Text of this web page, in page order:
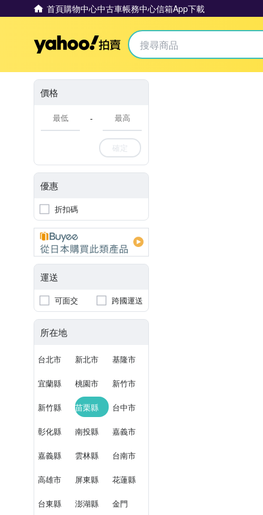
首頁購物中心中古車帳務中心信箱App下載
Yahoo拍賣
價格
-
確定
優惠
折扣碼
運送
可面交 跨國運送
所在地
台北市 新北市 基隆市
宜蘭縣 桃園市 新竹市
新竹縣 苗栗縣 台中市
彰化縣 南投縣 嘉義市
嘉義縣 雲林縣 台南市
高雄市 屏東縣 花蓮縣
台東縣 澎湖縣 金門